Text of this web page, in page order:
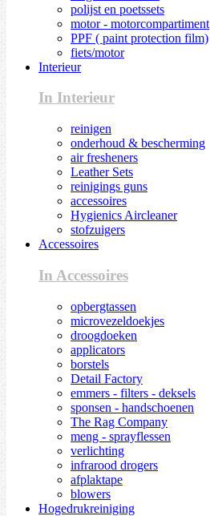
polijst en poetssets
motor - motorcompartiment
PPF ( paint protection film)
fiets/motor
Interieur
In Interieur
reinigen
onderhoud & bescherming
air fresheners
Leather Sets
reinigings guns
accessoires
Hygienics Aircleaner
stofzuigers
Accessoires
In Accessoires
opbergtassen
microvezeldoekjes
droogdoeken
applicators
borstels
Detail Factory
emmers - filters - deksels
sponsen - handschoenen
The Rag Company
meng - sprayflessen
verlichting
infrarood drogers
afplaktape
blowers
Hogedrukreiniging